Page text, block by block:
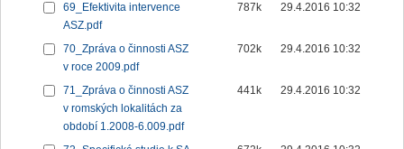
69_Efektivita intervence
ASZ.pdf
787k 29.4.2016 10:32
70_Zpráva o činnosti ASZ
v roce 2009.pdf
702k 29.4.2016 10:32
71_Zpráva o činnosti ASZ
v romských lokalitách za
období 1.2008-6.009.pdf
441k 29.4.2016 10:32